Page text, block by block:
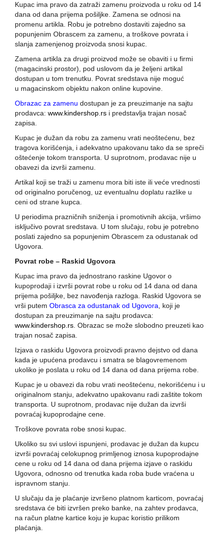
Kupac ima pravo da zatraži zamenu proizvoda u roku od 14
dana od dana prijema pošiljke. Zamena se odnosi na
promenu artikla. Robu je potrebno dostaviti zajedno sa
popunjenim Obrascem za zamenu, a troškove povrata i
slanja zamenjenog proizvoda snosi kupac.
Zamena artikla za drugi proizvod može se obaviti i u firmi
(magacinski prostor), pod uslovom da je željeni artikal
dostupan u tom trenutku. Povrat sredstava nije moguć
u magacinskom objektu nakon online kupovine.
Obrazac za zamenu dostupan je za preuzimanje na sajtu
prodavca: www.kindershop.rs i predstavlja trajan nosač
zapisa.
Kupac je dužan da robu za zamenu vrati neoštećenu, bez
tragova korišćenja, i adekvatno upakovanu tako da se spreči
oštećenje tokom transporta. U suprotnom, prodavac nije u
obavezi da izvrši zamenu.
Artikal koji se traži u zamenu mora biti iste ili veće vrednosti
od originalno poručenog, uz eventualnu doplatu razlike u
ceni od strane kupca.
U periodima prazničnih sniženja i promotivnih akcija, vršimo
isključivo povrat sredstava. U tom slučaju, robu je potrebno
poslati zajedno sa popunjenim Obrascem za odustanak od
Ugovora.
Povrat robe – Raskid Ugovora
Kupac ima pravo da jednostrano raskine Ugovor o
kupoprodaji i izvrši povrat robe u roku od 14 dana od dana
prijema pošiljke, bez navođenja razloga. Raskid Ugovora se
vrši putem Obrasca za odustanak od Ugovora , koji je
dostupan za preuzimanje na sajtu prodavca:
www.kindershop.rs . Obrazac se može slobodno preuzeti kao
trajan nosač zapisa.
Izjava o raskidu Ugovora proizvodi pravno dejstvo od dana
kada je upućena prodavcu i smatra se blagovremenom
ukoliko je poslata u roku od 14 dana od dana prijema robe.
Kupac je u obavezi da robu vrati neoštećenu, nekorišćenu i u
originalnom stanju, adekvatno upakovanu radi zaštite tokom
transporta. U suprotnom, prodavac nije dužan da izvrši
povraćaj kupoprodajne cene.
Troškove povrata robe snosi kupac.
Ukoliko su svi uslovi ispunjeni, prodavac je dužan da kupcu
izvrši povraćaj celokupnog primljenog iznosa kupoprodajne
cene u roku od 14 dana od dana prijema izjave o raskidu
Ugovora, odnosno od trenutka kada roba bude vraćena u
ispravnom stanju.
U slučaju da je plaćanje izvršeno platnom karticom, povraćaj
sredstava će biti izvršen preko banke, na zahtev prodavca,
na račun platne kartice koju je kupac koristio prilikom
plaćanja.